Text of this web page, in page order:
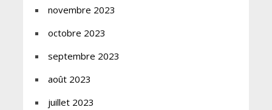
novembre 2023
octobre 2023
septembre 2023
août 2023
juillet 2023